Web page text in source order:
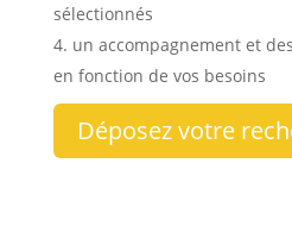
sélectionnés
un accompagnement et
en fonction de vos besoins
Déposez votre